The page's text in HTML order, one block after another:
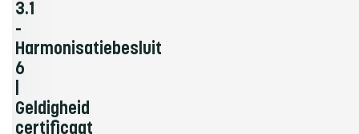
3.1
-
Harmonisatiebesluit
6
Geldigheid
certificaat